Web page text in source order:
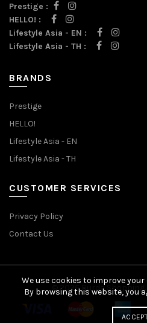
Prestige :
HELLO! :
Lifestyle Asia - EN :
Lifestyle Asia - TH :
BRANDS
Prestige
HELLO!
Lifestyle Asia - EN
Lifestyle Asia - TH
CUSTOMER SERVICES
Privacy Policy
Contact Us
© 2026 Burda Shopping
We use cookies to improve
By browsing this website, you